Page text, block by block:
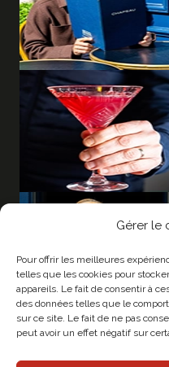
Gérer le
Pour offrir les meilleures
telles que les cookies pour
appareils. Le fait de consentir à
des données telles que le
sur ce site. Le fait de ne pas
peut avoir un effet négatif sur